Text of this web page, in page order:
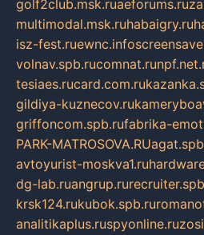
golf2club.msk.ruaeforums.ru
multimodal.msk.ruhabaigry.ru
isz-fest.ruewnc.info
volnav.spb.rucomnat.ru
tesiaes.rucard.com.ru
gildiya-kuznecov.ru
griffoncom.spb.rufabrika-
PARK-MATROSOVA.RU
avtoyurist-moskva1.ru
dg-lab.ruangrup.ru
krsk124.rukubok.spb.ru
analitikaplus.ruspyonline.ru